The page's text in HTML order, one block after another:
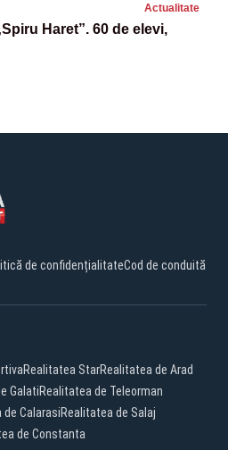
Actualitate
Haret”. 60 de elevi,
de confidențialitateCod de conduită
Realitatea StarRealitatea de Arad
GalatiRealitatea de Teleorman
de CalarasiRealitatea de Salaj
de Constanta